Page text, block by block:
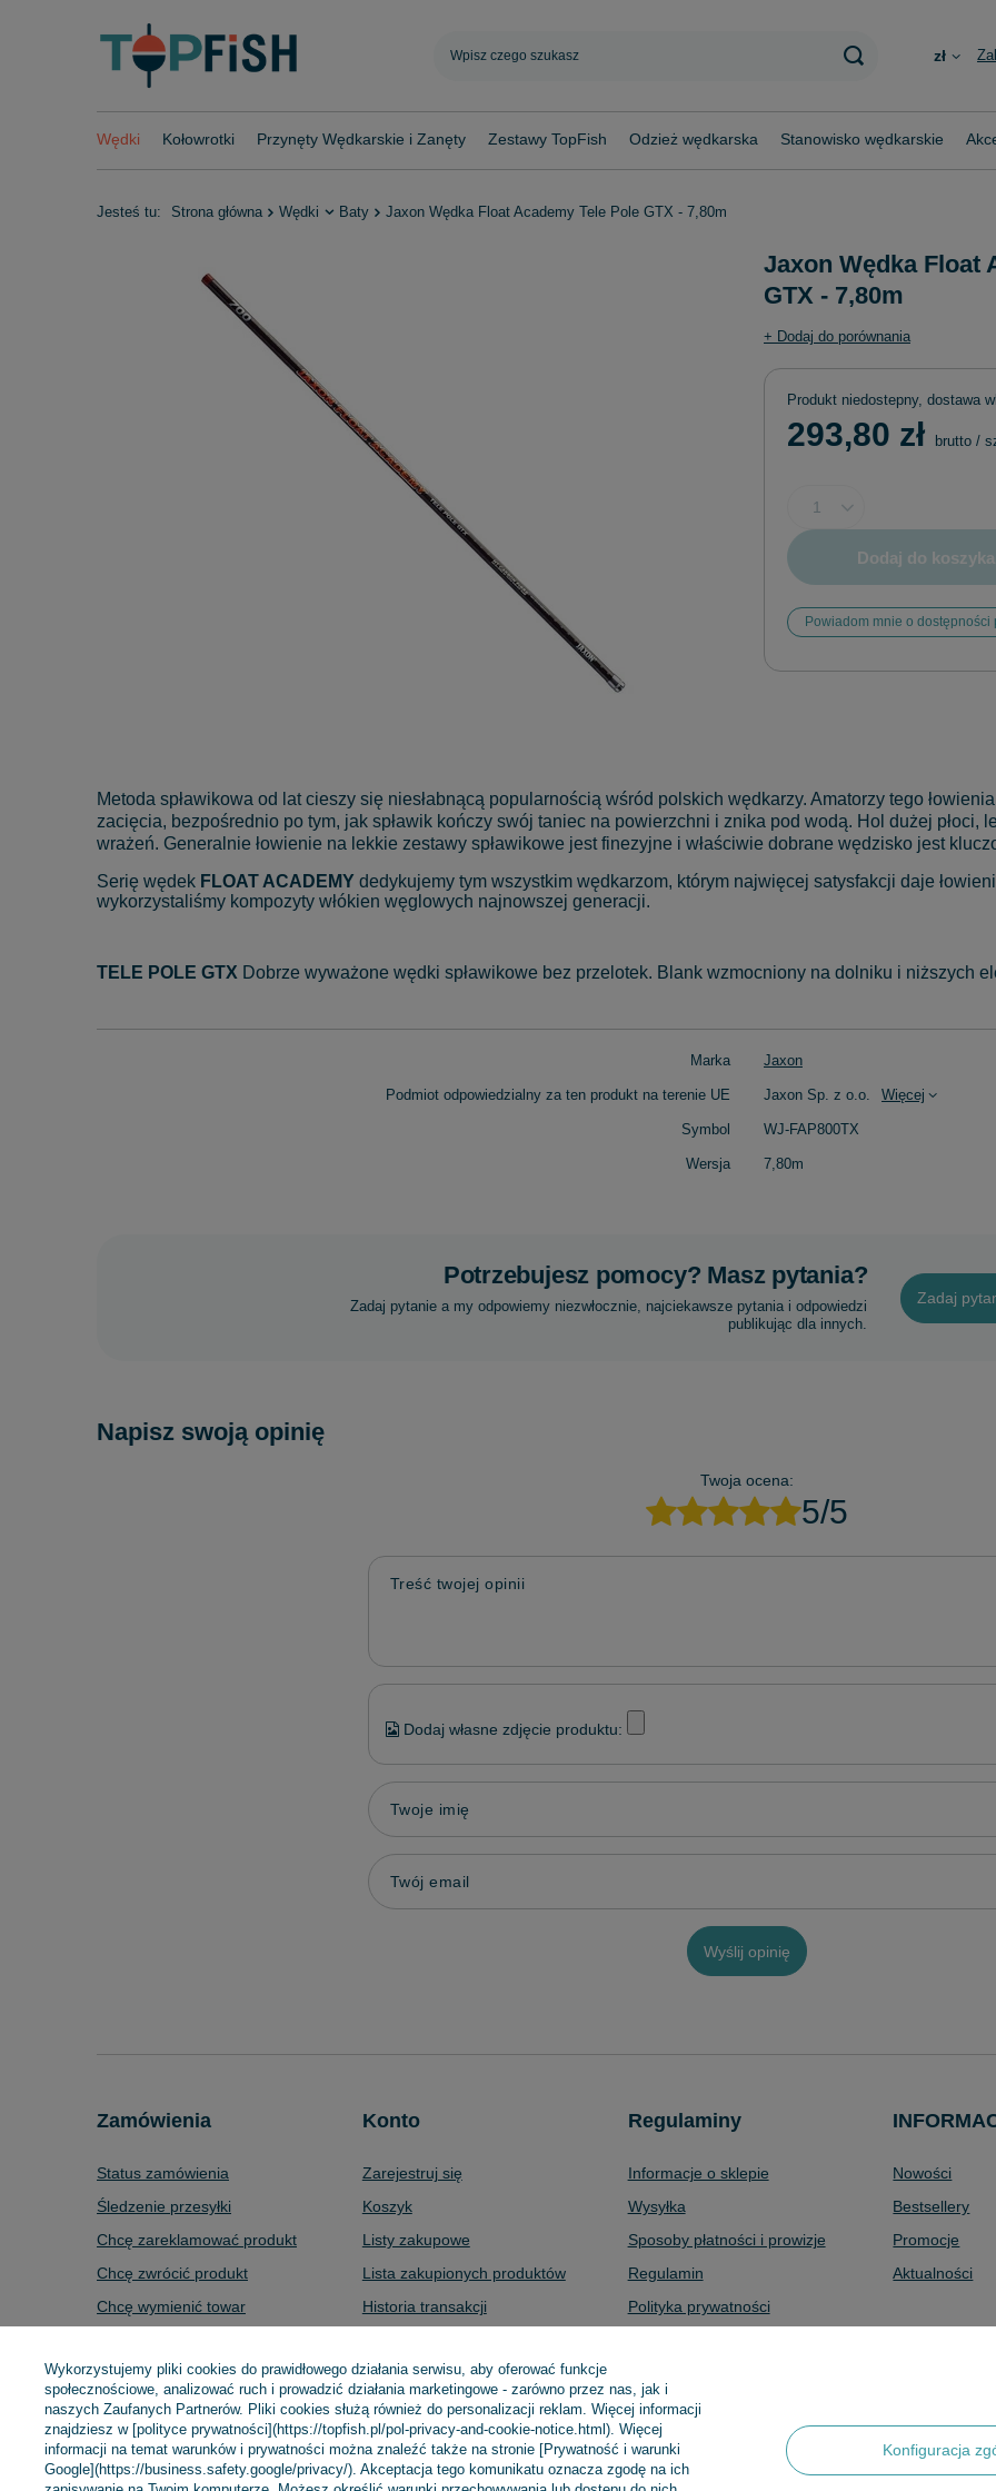
zł
Wędki Kołowrotki Przynęty Wędkarskie i Zanęty Zestawy TopFish Odzież wędkarska Stanowisko wędkarskie
Jesteś tu: Strona główna Wędki Baty Jaxon Wędka Float Academy Tele Pole GTX - 7,80m
Jaxon Wędka Float
GTX - 7,80m
+ Dodaj do porównania
Produkt niedostepny, dostawa
293,80 zł brutto /
Dodaj do koszyka
Powiadom mnie o dostępności
Metoda spławikowa od lat cieszy się niesłabnącą popularnością wśród polskich wędkarzy. Amatorzy tego
zacięcia, bezpośrednio po tym, jak spławik kończy swój taniec na powierzchni i znika pod wodą. Hol dużej płoci,
wrażeń. Generalnie łowienie na lekkie zestawy spławikowe jest finezyjne i właściwie dobrane wędzisko jest
Serię wędek FLOAT ACADEMY dedykujemy tym wszystkim wędkarzom, którym najwięcej satysfakcji daje
wykorzystaliśmy kompozyty włókien węglowych najnowszej generacji.
TELE POLE GTX Dobrze wyważone wędki spławikowe bez przelotek. Blank wzmocniony na dolniku i niższych
Marka Jaxon
Podmiot odpowiedzialny za ten produkt na terenie UE Jaxon Sp. z o.o. Więcej
Symbol WJ-FAP800TX
Wersja 7,80m
Potrzebujesz pomocy? Masz pytania?
Zadaj pytanie a my odpowiemy niezwłocznie, najciekawsze pytania i odpowiedzi
publikując dla innych.
Zadaj
Napisz swoją opinię
Twoja ocena:
5/5
Treść twojej opinii
Dodaj własne zdjęcie produktu:
Twoje imię
Twój email
Wyślij opinię
Zamówienia
Status zamówienia
Śledzenie przesyłki
Chcę zareklamować produkt
Chcę zwrócić produkt
Chcę wymienić towar
Konto
Zarejestruj się
Koszyk
Listy zakupowe
Lista zakupionych produktów
Historia transakcji
Newsletter
Regulaminy
Informacje o sklepie
Wysyłka
Sposoby płatności i prowizje
Regulamin
Polityka prywatności
Nowości
Bestsellery
Promocje
Aktualności
+48 695 775 577 kontakt@topfish.pl TopFish Sp. z o.o. Sp.k,Klasztorna 38, 83-400
Wykorzystujemy pliki cookies do prawidłowego działania serwisu, aby oferować funkcje
społecznościowe, analizować ruch i prowadzić działania marketingowe - zarówno przez nas, jak i
naszych Zaufanych Partnerów. Pliki cookies służą również do personalizacji reklam. Więcej informacji
znajdziesz w [polityce prywatności](https://topfish.pl/pol-privacy-and-cookie-notice.html). Więcej
informacji na temat warunków i prywatności można znaleźć także na stronie [Prywatność i warunki
Google](https://business.safety.google/privacy/). Akceptacja tego komunikatu oznacza zgodę na ich
Konfiguracja